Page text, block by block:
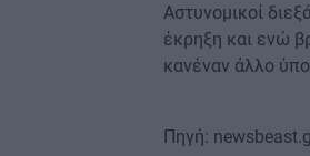
Αστυνομικοί
έκρηξη και ενώ
κανέναν άλλο
Πηγή: